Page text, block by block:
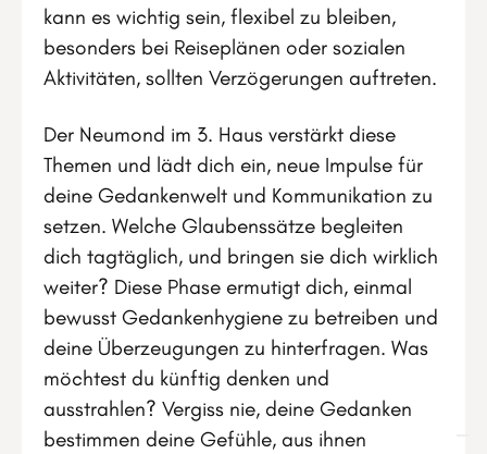
kann es wichtig sein, flexibel zu bleiben,
besonders bei Reiseplänen oder sozialen
Aktivitäten, sollten Verzögerungen auftreten.
Der Neumond im 3. Haus verstärkt diese
Themen und lädt dich ein, neue Impulse für
deine Gedankenwelt und Kommunikation zu
setzen. Welche Glaubenssätze begleiten
dich tagtäglich, und bringen sie dich wirklich
weiter? Diese Phase ermutigt dich, einmal
bewusst Gedankenhygiene zu betreiben und
deine Überzeugungen zu hinterfragen. Was
möchtest du künftig denken und
ausstrahlen? Vergiss nie, deine Gedanken
bestimmen deine Gefühle, aus ihnen